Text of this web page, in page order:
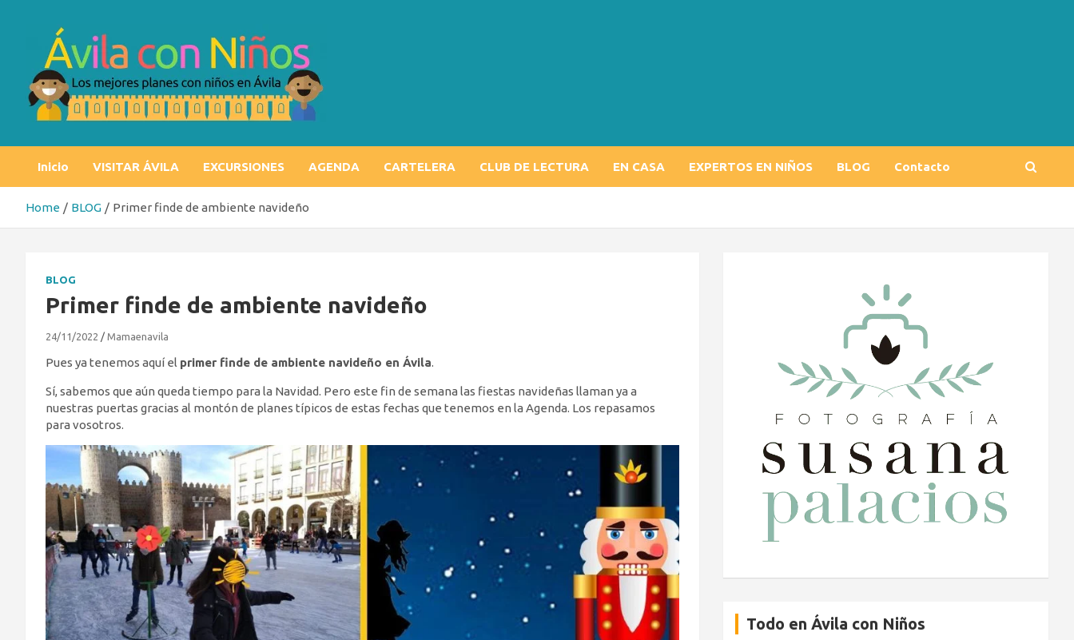
Inicio VISITAR ÁVILA EXCURSIONES AGENDA CARTELERA CLUB DE LECTURA EN CASA EXPERTOS EN NIÑOS BLOG Contacto
Home BLOG Primer finde de ambiente navideño
BLOG
Primer finde de ambiente navideño
24/11/2022 Mamaenavila
Pues ya tenemos aquí el primer finde de ambiente navideño en Ávila.
Sí, sabemos que aún queda tiempo para la Navidad. Pero este fin de semana las fiestas navideñas llaman ya a
nuestras puertas gracias al montón de planes típicos de estas fechas que tenemos en la Agenda. Los repasamos
para vosotros.
Todo en Ávila con Niños